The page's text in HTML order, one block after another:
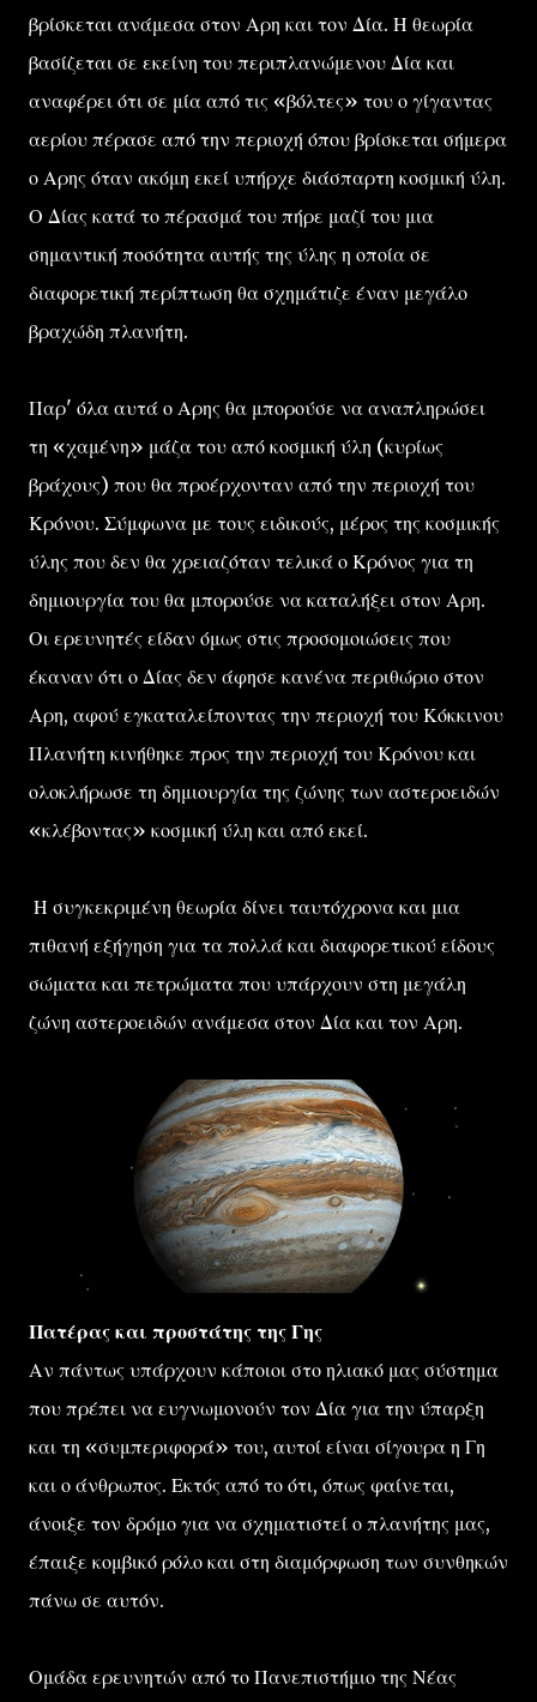
βρίσκεται ανάμεσα στον Αρη και τον Δία. Η θεωρία
βασίζεται σε εκείνη του περιπλανώμενου Δία και
αναφέρει ότι σε μία από τις «βόλτες» του ο γίγαντας
αερίου πέρασε από την περιοχή όπου βρίσκεται σήμερα
ο Αρης όταν ακόμη εκεί υπήρχε διάσπαρτη κοσμική ύλη.
Ο Δίας κατά το πέρασμά του πήρε μαζί του μια
σημαντική ποσότητα αυτής της ύλης η οποία σε
διαφορετική περίπτωση θα σχημάτιζε έναν μεγάλο
βραχώδη πλανήτη.
Παρ' όλα αυτά ο Αρης θα μπορούσε να αναπληρώσει
τη «χαμένη» μάζα του από κοσμική ύλη (κυρίως
βράχους) που θα προέρχονταν από την περιοχή του
Κρόνου. Σύμφωνα με τους ειδικούς, μέρος της κοσμικής
ύλης που δεν θα χρειαζόταν τελικά ο Κρόνος για τη
δημιουργία του θα μπορούσε να καταλήξει στον Αρη.
Οι ερευνητές είδαν όμως στις προσομοιώσεις που
έκαναν ότι ο Δίας δεν άφησε κανένα περιθώριο στον
Αρη, αφού εγκαταλείποντας την περιοχή του Κόκκινου
Πλανήτη κινήθηκε προς την περιοχή του Κρόνου και
ολοκλήρωσε τη δημιουργία της ζώνης των αστεροειδών
«κλέβοντας» κοσμική ύλη και από εκεί.
Η συγκεκριμένη θεωρία δίνει ταυτόχρονα και μια
πιθανή εξήγηση για τα πολλά και διαφορετικού είδους
σώματα και πετρώματα που υπάρχουν στη μεγάλη
ζώνη αστεροειδών ανάμεσα στον Δία και τον Αρη.
Πατέρας και προστάτης της Γης
Αν πάντως υπάρχουν κάποιοι στο ηλιακό μας σύστημα
που πρέπει να ευγνωμονούν τον Δία για την ύπαρξη
και τη «συμπεριφορά» του, αυτοί είναι σίγουρα η Γη
και ο άνθρωπος. Εκτός από το ότι, όπως φαίνεται,
άνοιξε τον δρόμο για να σχηματιστεί ο πλανήτης μας,
έπαιξε κομβικό ρόλο και στη διαμόρφωση των συνθηκών
πάνω σε αυτόν.
Ομάδα ερευνητών από το Πανεπιστήμιο της Νέας